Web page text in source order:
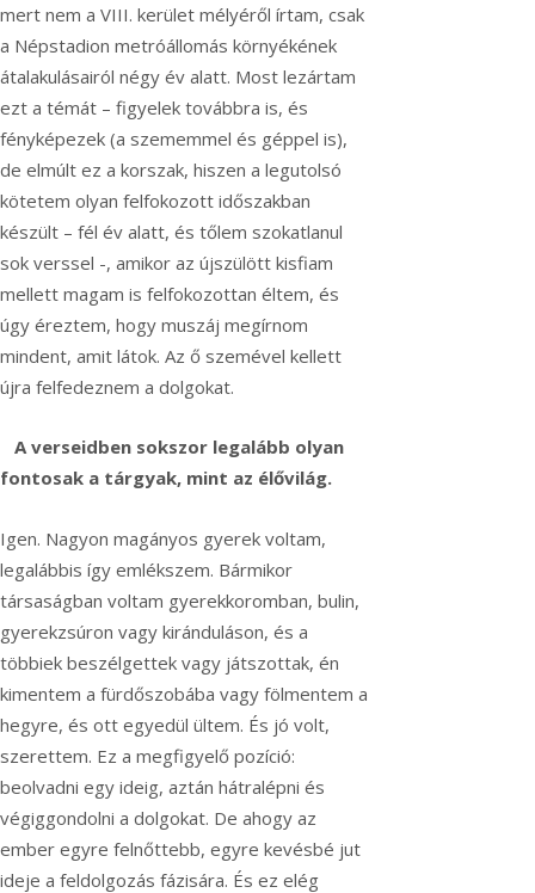
mert nem a VIII. kerület mélyéről írtam, csak
a Népstadion metróállomás környékének
átalakulásairól négy év alatt. Most lezártam
ezt a témát – figyelek továbbra is, és
fényképezek (a szememmel és géppel is),
de elmúlt ez a korszak, hiszen a legutolsó
kötetem olyan felfokozott időszakban
készült – fél év alatt, és tőlem szokatlanul
sok verssel -, amikor az újszülött kisfiam
mellett magam is felfokozottan éltem, és
úgy éreztem, hogy muszáj megírnom
mindent, amit látok. Az ő szemével kellett
újra felfedeznem a dolgokat.
A verseidben sokszor legalább olyan
fontosak a tárgyak, mint az élővilág.
Igen. Nagyon magányos gyerek voltam,
legalábbis így emlékszem. Bármikor
társaságban voltam gyerekkoromban, bulin,
gyerekzsúron vagy kiránduláson, és a
többiek beszélgettek vagy játszottak, én
kimentem a fürdőszobába vagy fölmentem a
hegyre, és ott egyedül ültem. És jó volt,
szerettem. Ez a megfigyelő pozíció:
beolvadni egy ideig, aztán hátralépni és
végiggondolni a dolgokat. De ahogy az
ember egyre felnőttebb, egyre kevésbé jut
ideje a feldolgozás fázisára. És ez elég